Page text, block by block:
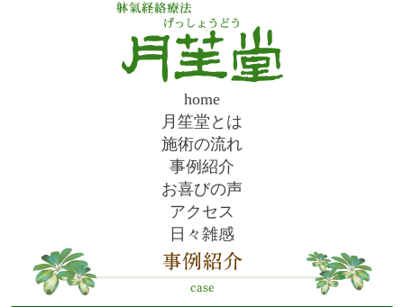
home
月笙堂とは
施術の流れ
事例紹介
お喜びの声
アクセス
日々雑感